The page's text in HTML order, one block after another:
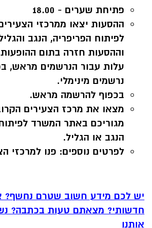
פתיחת שערים - 18.00
ההסעות יצאו ממרכזי
לפיתוח הפריפריה, הנגב
וההסעות חזרה בתום ההופעות
עלות עבור הנרשמים מראש,
נרשמים מינימלי.
בכפוף להרשמה מראש.
מצאו את מרכז הצעירים
מגוריכם באתר המשרד
הנגב או הגליל.
לפרטים נוספים: פנו למרכזי
יש לכם מידע חשוב שטרם נחשף?
חדשותי? מצאתם טעות בכתבה?
אותנו